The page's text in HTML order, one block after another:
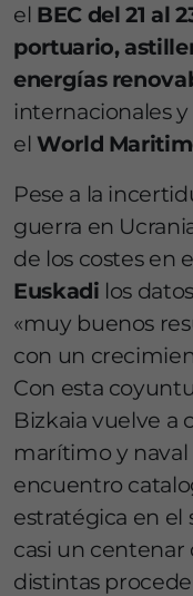
el BEC del 21 al
portuario,
energías
internacionales
el World
Pese a la
guerra en
de los costes en
Euskadi los
«muy buenos
con un
Con esta
Bizkaia vuelve a
marítimo y
encuentro
estratégica en el
casi un centenar
distintas